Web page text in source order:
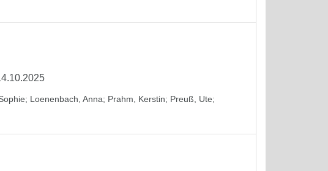
; Loenenbach, Anna; Prahm, Kerstin; Preuß, Ute;